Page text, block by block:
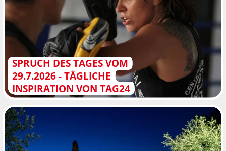
SPRUCH DES TAGES VOM
29.7.2026 - TÄGLICHE
INSPIRATION VON TAG24